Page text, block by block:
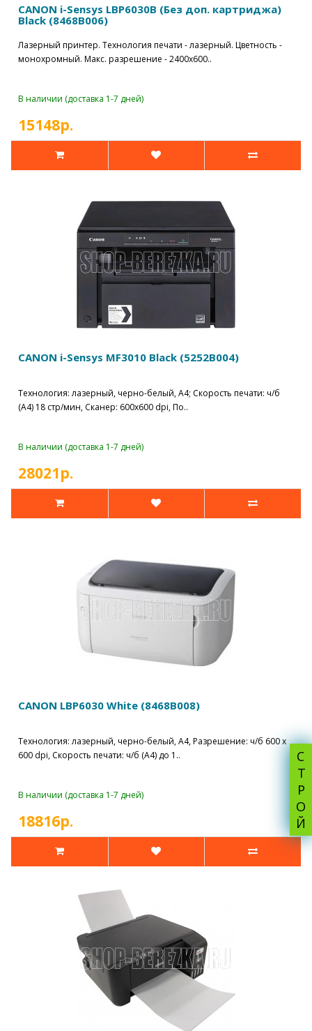
СТРОЙ
CANON i-Sensys LBP6030B (Без доп. картриджа)
Black (8468B006)
Лазерный принтер. Технология печати - лазерный. Цветность -
монохромный. Макс. разрешение - 2400x600..
В наличии (доставка 1-7 дней)
15148р.
CANON i-Sensys MF3010 Black (5252B004)
Технология: лазерный, черно-белый, A4; Скорость печати: ч/б
(А4) 18 стр/мин, Сканер: 600x600 dpi, По..
В наличии (доставка 1-7 дней)
28021р.
CANON LBP6030 White (8468B008)
Технология: лазерный, черно-белый, A4, Разрешение: ч/б 600 x
600 dpi, Скорость печати: ч/б (A4) до 1..
В наличии (доставка 1-7 дней)
18816р.